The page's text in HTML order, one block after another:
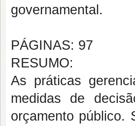
governamental.
PÁGINAS: 97
RESUMO:
As práticas
medidas de
orçamento público.